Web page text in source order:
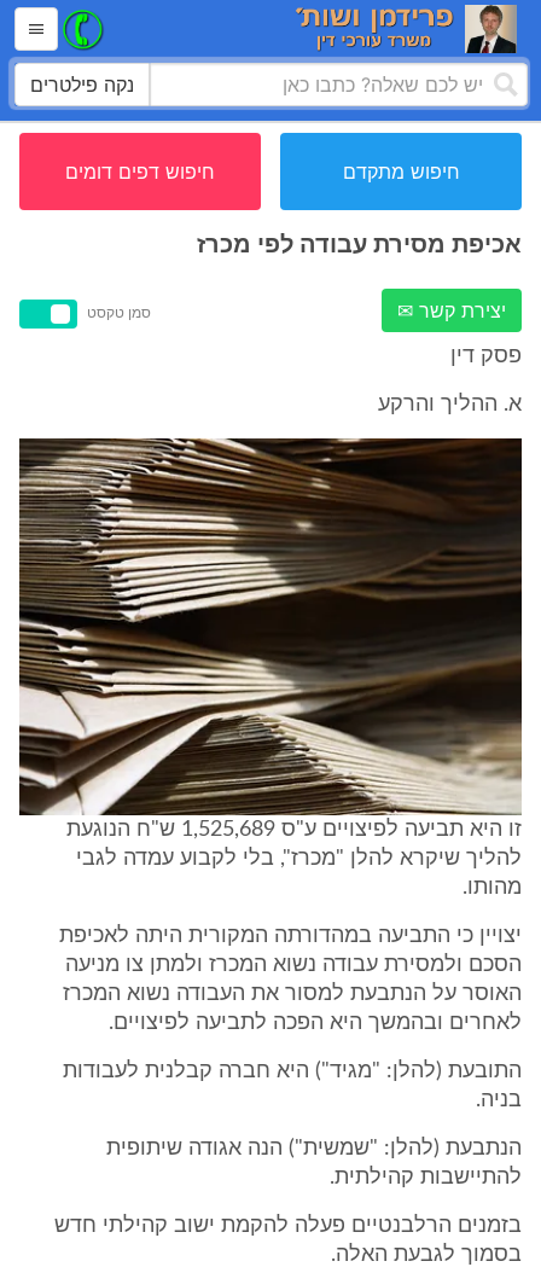
נקה פילטרים
חיפוש מתקדם חיפוש דפים דומים
אכיפת מסירת עבודה לפי מכרז
יצירת קשר ✉ סמן טקסט
פסק דין
א. ההליך והרקע
זו היא תביעה לפיצויים ע"ס 1,525,689 ש"ח הנוגעת
להליך שיקרא להלן "מכרז", בלי לקבוע עמדה לגבי
מהותו.
יצויין כי התביעה במהדורתה המקורית היתה לאכיפת
הסכם ולמסירת עבודה נשוא המכרז ולמתן צו מניעה
האוסר על הנתבעת למסור את העבודה נשוא המכרז
לאחרים ובהמשך היא הפכה לתביעה לפיצויים.
התובעת (להלן: "מגיד") היא חברה קבלנית לעבודות
בניה.
הנתבעת (להלן: "שמשית") הנה אגודה שיתופית
להתיישבות קהילתית.
בזמנים הרלבנטיים פעלה להקמת ישוב קהילתי חדש
בסמוך לגבעת האלה.